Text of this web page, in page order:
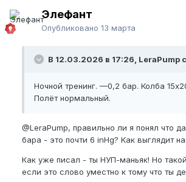
Элефант
Опубликовано 13 марта
В 12.03.2026 в 17:26, LeraPump
Ночной тренинг. —0,2 бар. Колба
Полёт нормальный.
@LeraPump, правильно ли я понял что
бара - это почти 6 inHg? Как выглядит
Как уже писал - ты НУП-маньяк! Но
если это слово уместно к тому что ты